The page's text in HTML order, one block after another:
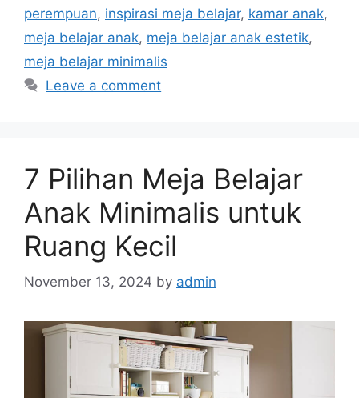
perempuan, inspirasi meja belajar, kamar anak,
meja belajar anak, meja belajar anak estetik,
meja belajar minimalis
Leave a comment
7 Pilihan Meja Belajar
Anak Minimalis untuk
Ruang Kecil
November 13, 2024 by admin